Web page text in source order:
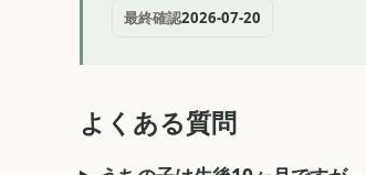
最終確認2026-07-20
よくある質問